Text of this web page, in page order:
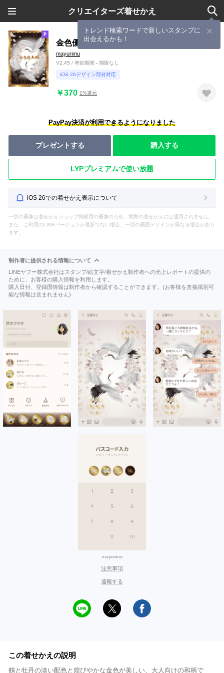
クリエイターズ着せかえ
トレンド検索ワードで新しいスタンプに
出会えるかも！
金色優美鶴
mayurimu
V2.45 / 有効期間 - 期限なし
iOS 26デザイン部分対応
￥370 1%還元
PayPay決済が利用できるようになりました
プレゼントする 購入する
LYPプレミアムで使い放題
iOS 26での着せかえ表示について
一部の画像は着せかえショップ掲載用の画像のため、実際の着せかえには適用されません。
また、ご利用のLINEバージョンが最新でない場合、一部の画面デザインが異なる場合があり
ます。
制作者に提供される情報について
LINEヤフー株式会社はスタンプ/絵文字/着せかえ制作者への売上レポートの提供の
ために、お客様の購入情報を利用します。
購入日付、登録国情報は制作者から確認することができます。(お客様を直接識別可
能な情報は含まれません)
mayurimu
注意事項
通報する
この着せかえの説明
鶴と牡丹の淡い配色と煌びやかな金色が美しい、大人向けの和柄で